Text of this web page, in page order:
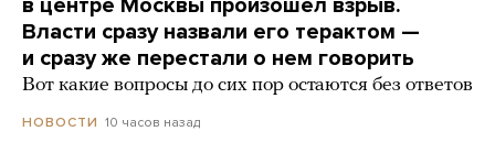
в центре Москвы произошел взрыв.
Власти сразу назвали его терактом —
и сразу же перестали о нем говорить
Вот какие вопросы до сих пор остаются без ответов
НОВОСТИ 10 часов назад